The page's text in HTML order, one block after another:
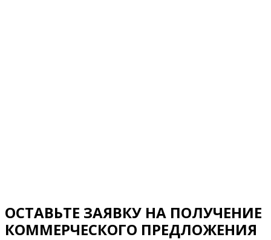
ОСТАВЬТЕ ЗАЯВКУ НА ПОЛУЧЕНИЕ
КОММЕРЧЕСКОГО ПРЕДЛОЖЕНИЯ